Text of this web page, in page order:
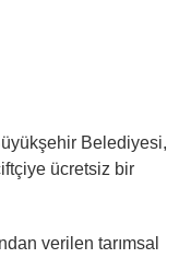
Belediyesi,
ücretsiz bir
verilen tarımsal